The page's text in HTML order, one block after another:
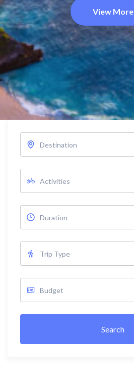
View More
Search